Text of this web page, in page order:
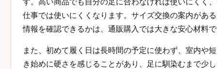
仕事では使いにくくなります。サイズ交換の案内があ
情報を確認できるかは、通販購入では大きな安心材料
また、初めて履く日は長時間の予定に使わず、室内や
き始めに硬さを感じることがあり、足に馴染むまで少